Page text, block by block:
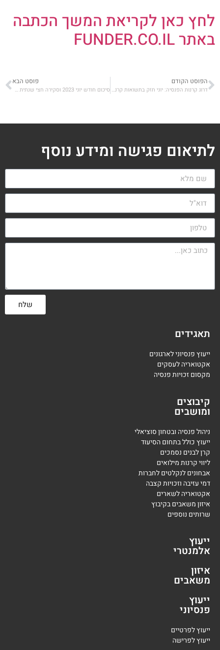
לחץ כאן לקריאת המשך הכתבה
באתר FUNDER.CO.IL
הפוסט הקודם
דרוג קרנות הפנסיה: יוני חזק בתשואות קרנות הפנסיה בכל חתכי הזמן, אלטשולר שחם בולטים
פוסט הבא
סיכום חודש יוני 2023 וסקירה חצי שנתית – שוק ההון בישראל
לתיאום פגישה ומידע נוסף
שלח
תאגידים
ייעוץ פנסיוני לארגונים
אקטואריה לעסקים
מקסום זכויות פנסיה
קיבוצים
ומושבים
ניהול פנסיה ובטחון סוציאלי
ייעוץ כולל בתחום הסיעוד
קרן לבנים נסמכים
ליווי קרנות מילואים
אבחונים לנקלטים לחברות
דמי עזיבה וזכויות קצבה
אקטואריה לשארים
איזון משאבים בקיבוץ
שרותים נוספים
ייעוץ
אלמנטרי
איזון
משאבים
ייעוץ
פנסיוני
ייעוץ לפרטיים
ייעוץ לפרישה